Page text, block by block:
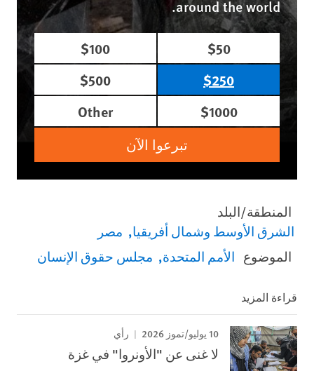
around the world.
$50
$100
$250
$500
$1000
Other
تبرعوا الآن
المنطقة/البلد
الشرق الأوسط وشمال أفريقيا مصر
الموضوع الأمم المتحدة مجلس حقوق الإنسان
قراءة المزيد
10 يوليو/تموز 2026 رأي
لا غنى عن "الأونروا" في غزة